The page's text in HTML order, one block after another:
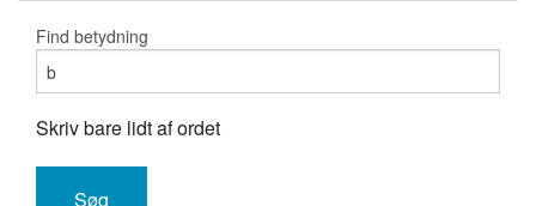
Find betydning
Skriv bare lidt af ordet